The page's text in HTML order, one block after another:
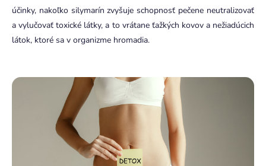
účinky, nakoľko silymarín zvyšuje schopnosť pečene neutralizovať
a vylučovať toxické látky, a to vrátane ťažkých kovov a nežiadúcich
látok, ktoré sa v organizme hromadia.